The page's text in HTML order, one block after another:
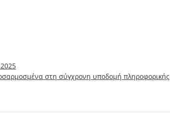
στη σύγχρονη υποδομή πληροφορικής